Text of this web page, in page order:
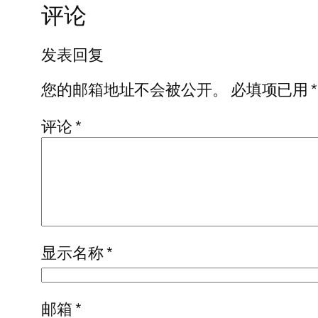
评论
发表回复
您的邮箱地址不会被公开。
必填项已用*
评论*
显示名称*
邮箱*